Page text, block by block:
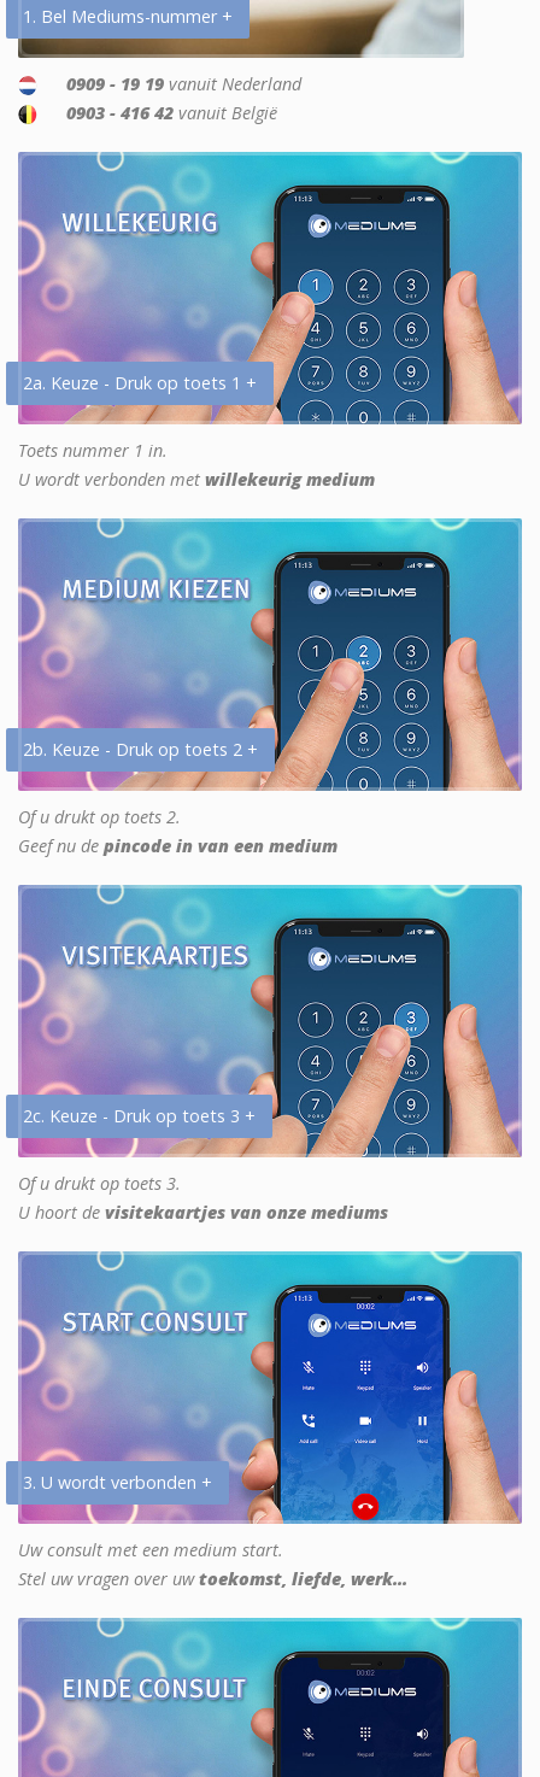
1. Bel Mediums-nummer +
0909 - 19 19 vanuit Nederland
0903 - 416 42 vanuit België
2a. Keuze - Druk op toets 1 +
Toets nummer 1 in.
U wordt verbonden met willekeurig medium
2b. Keuze - Druk op toets 2 +
Of u drukt op toets 2.
Geef nu de pincode in van een medium
2c. Keuze - Druk op toets 3 +
Of u drukt op toets 3.
U hoort de visitekaartjes van onze mediums
3. U wordt verbonden +
Uw consult met een medium start.
Stel uw vragen over uwtoekomst, liefde, werk...